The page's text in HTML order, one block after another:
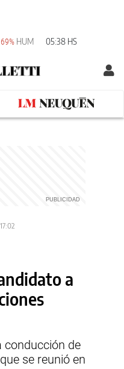
69% HUM 05:38 HS
a
conducción de
se reunió en